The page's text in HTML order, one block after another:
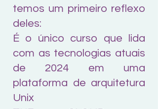
temos um primeiro reflexo
deles:
É o único curso que lida
com as tecnologias atuais
de 2024 em uma
plataforma de arquitetura
Unix